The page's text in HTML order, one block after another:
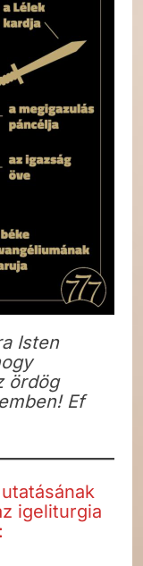
Isten
ördög
Ef
igeliturgia